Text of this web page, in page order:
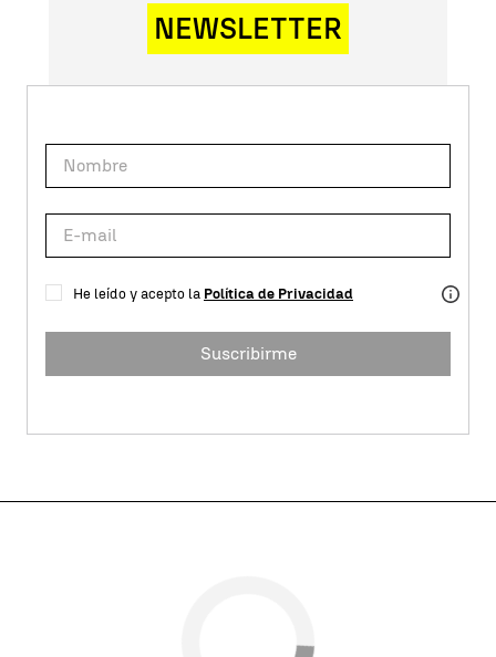
NEWSLETTER
He leído y acepto la Política de Privacidad
Suscribirme